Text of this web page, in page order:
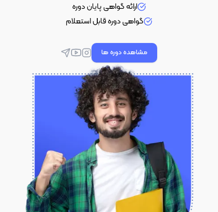
ارائه گواهی پایان دوره
گواهی دوره قابل استعلام
مشاهده دوره ها